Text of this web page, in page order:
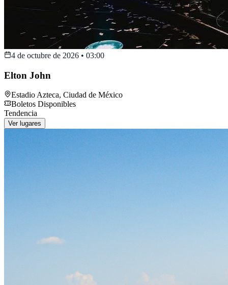
4 de octubre de 2026 • 03:00
Elton John
Estadio Azteca, Ciudad de México
Boletos Disponibles
Tendencia
Ver lugares